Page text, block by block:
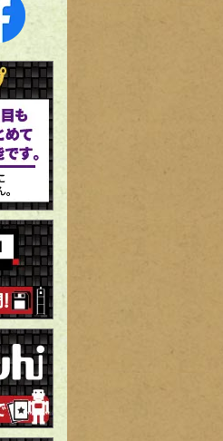
ルが現金化出来た事に満足
ガンプラやカーモデルをメインに
なって来た事もあり、プラゴミ
ラモデルを買い取って頂けると知